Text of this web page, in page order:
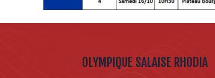
OLYMPIQUE SALAISE RHODIA